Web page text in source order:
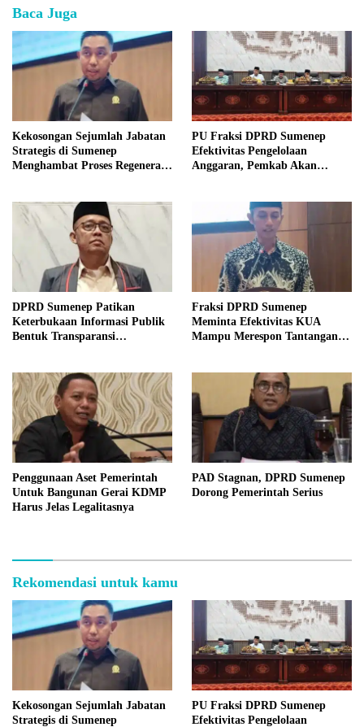
Baca Juga
Kekosongan Sejumlah Jabatan
Strategis di Sumenep
Menghambat Proses Regenerasi
PU Fraksi DPRD Sumenep
Efektivitas Pengelolaan
Anggaran, Pemkab Akan
DPRD Sumenep Patikan
Keterbukaan Informasi Publik
Bentuk Transparansi
Fraksi DPRD Sumenep
Meminta Efektivitas KUA
Mampu Merespon Tantangan
Penggunaan Aset Pemerintah
Untuk Bangunan Gerai KDMP
Harus Jelas Legalitasnya
PAD Stagnan, DPRD Sumenep
Dorong Pemerintah Serius
Rekomendasi untuk kamu
Kekosongan Sejumlah Jabatan
Strategis di Sumenep
PU Fraksi DPRD Sumenep
Efektivitas Pengelolaan